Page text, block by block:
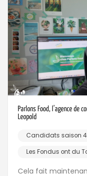
Parlons Food, l’agence de
Leopold
Candidats saison 4
Les Fondus ont du
Cela fait